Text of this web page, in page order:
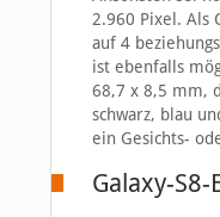
2.960 Pixel. Als
auf 4
ist ebenfalls
68,7 x 8,5 mm,
schwarz, blau
ein Gesichts-
Galaxy-